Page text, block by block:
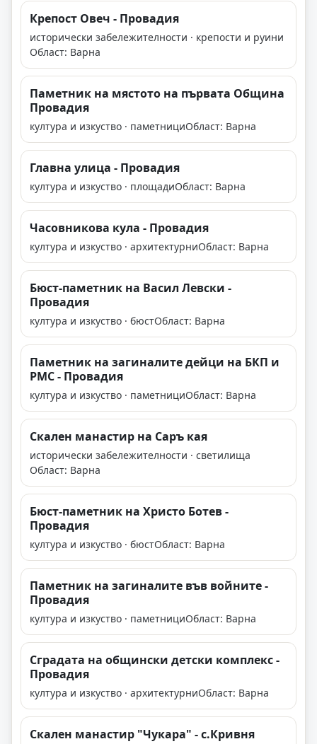
Крепост Овеч - Провадия
исторически забележителности · крепости и руини
Област: Варна
Паметник на мястото на първата Община
Провадия
култура и изкуство · паметнициОбласт: Варна
Главна улица - Провадия
култура и изкуство · площадиОбласт: Варна
Часовникова кула - Провадия
култура и изкуство · архитектурниОбласт: Варна
Бюст-паметник на Васил Левски -
Провадия
култура и изкуство · бюстОбласт: Варна
Паметник на загиналите дейци на БКП и
РМС - Провадия
култура и изкуство · паметнициОбласт: Варна
Скален манастир на Саръ кая
исторически забележителности · светилища
Област: Варна
Бюст-паметник на Христо Ботев -
Провадия
култура и изкуство · бюстОбласт: Варна
Паметник на загиналите във войните -
Провадия
култура и изкуство · паметнициОбласт: Варна
Сградата на общински детски комплекс -
Провадия
култура и изкуство · архитектурниОбласт: Варна
Скален манастир "Чукара" - с.Кривня